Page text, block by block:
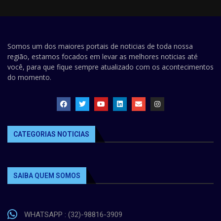
Somos um dos maiores portais de noticias de toda nossa
região, estamos focados em levar as melhores noticias até
você, para que fique sempre atualizado com os acontecimentos
do momento.
CATEGORIAS NOTICIAS
SAIBA QUEM SOMOS
WHATSAPP : (32)-98816-3909